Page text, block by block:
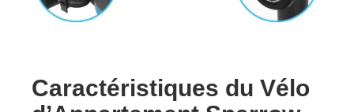
Caractéristiques du Vélo